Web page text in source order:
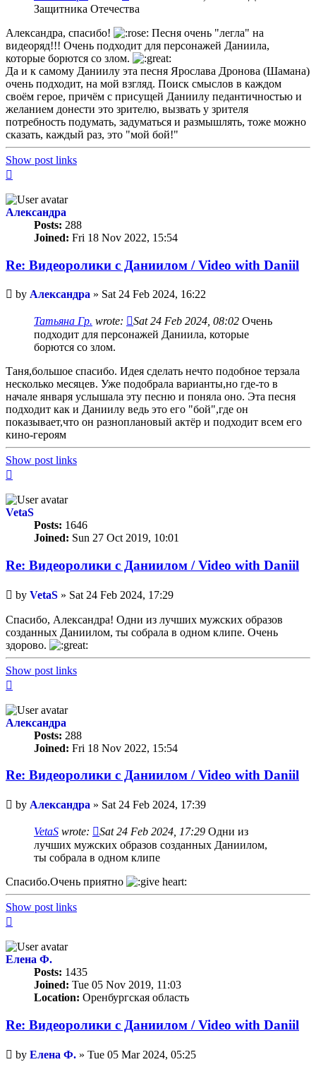
Защитника Отечества
Александра, спасибо!
Песня очень "легла" на
видеоряд!!! Очень подходит для персонажей Даниила,
которые борются со злом.
Да и к самому Даниилу эта песня Ярослава Дронова (Шамана)
очень подходит, на мой взгляд. Поиск смыслов в каждом
своём герое, причём с присущей Даниилу педантичностью и
желанием донести это зрителю, вызвать у зрителя
потребность подумать, задуматься и размышлять, тоже можно
сказать, каждый раз, это "мой бой!"
Show post links
Александра
Posts: 288
Joined: Fri 18 Nov 2022, 15:54
Re: Видеоролики с Даниилом / Video with Daniil
Unread
post
by Александра » Sat 24 Feb 2024, 16:22
Татьяна Гр. wrote: Sat 24 Feb 2024, 08:02 Очень
подходит для персонажей Даниила, которые
борются со злом.
Таня,большое спасибо. Идея сделать нечто подобное терзала
несколько месяцев. Уже подобрала варианты,но где-то в
начале января услышала эту песню и поняла оно. Эта песня
подходит как и Даниилу ведь это его "бой",где он
показывает,что он разноплановый актёр и подходит всем его
кино-героям
Show post links
VetaS
Posts: 1646
Joined: Sun 27 Oct 2019, 10:01
Re: Видеоролики с Даниилом / Video with Daniil
Unread
post
by VetaS » Sat 24 Feb 2024, 17:29
Спасибо, Александра! Одни из лучших мужских образов
созданных Даниилом, ты собрала в одном клипе. Очень
здорово.
Show post links
Александра
Posts: 288
Joined: Fri 18 Nov 2022, 15:54
Re: Видеоролики с Даниилом / Video with Daniil
Unread
post
by Александра » Sat 24 Feb 2024, 17:39
VetaS wrote: Sat 24 Feb 2024, 17:29 Одни из
лучших мужских образов созданных Даниилом,
ты собрала в одном клипе
Спасибо.Очень приятно
Show post links
Елена Ф.
Posts: 1435
Joined: Tue 05 Nov 2019, 11:03
Location: Оренбургская область
Re: Видеоролики с Даниилом / Video with Daniil
Unread
post
by Елена Ф. » Tue 05 Mar 2024, 05:25